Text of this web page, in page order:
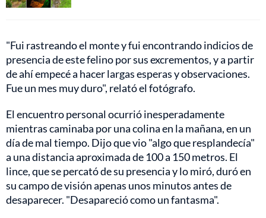
"Fui rastreando el monte y fui encontrando indicios de
presencia de este felino por sus excrementos, y a partir
de ahí empecé a hacer largas esperas y observaciones.
Fue un mes muy duro", relató el fotógrafo.
El encuentro personal ocurrió inesperadamente
mientras caminaba por una colina en la mañana, en un
día de mal tiempo. Dijo que vio "algo que resplandecía"
a una distancia aproximada de 100 a 150 metros. El
lince, que se percató de su presencia y lo miró, duró en
su campo de visión apenas unos minutos antes de
desaparecer. "Desapareció como un fantasma".